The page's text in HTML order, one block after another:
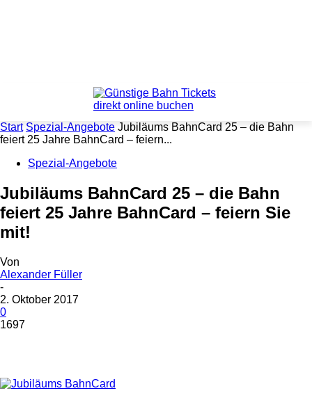
Start Spezial-Angebote Jubiläums BahnCard 25 – die Bahn
feiert 25 Jahre BahnCard – feiern...
Spezial-Angebote
Jubiläums BahnCard 25 – die Bahn
feiert 25 Jahre BahnCard – feiern Sie
mit!
Von
Alexander Füller
-
2. Oktober 2017
0
1697